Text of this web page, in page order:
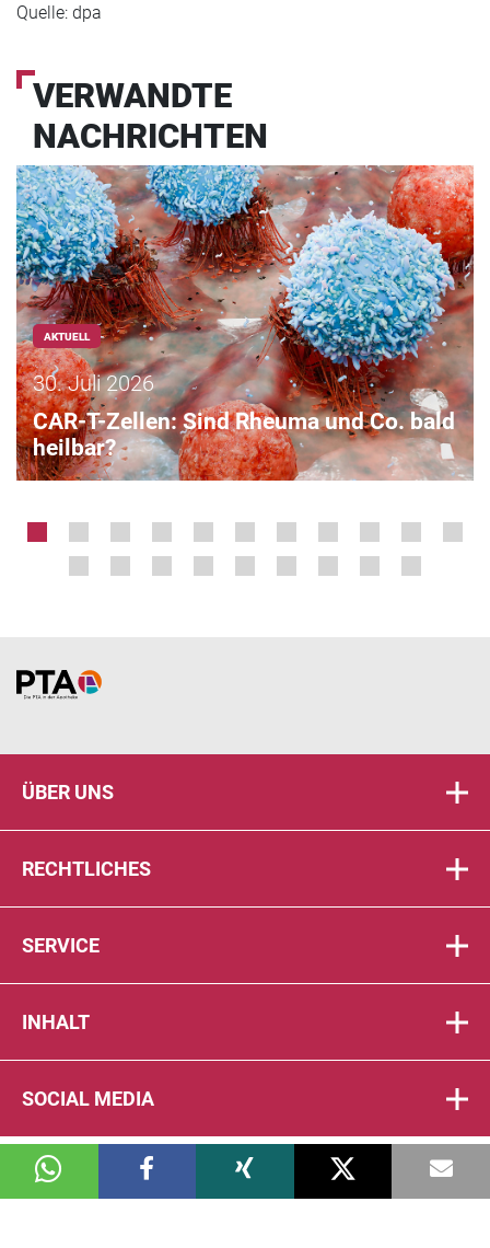
Quelle: dpa
VERWANDTE
NACHRICHTEN
AKTUELL
30. Juli 2026
CAR-T-Zellen: Sind Rheuma und Co. bald
heilbar?
Home
ÜBER UNS
RECHTLICHES
SERVICE
INHALT
SOCIAL MEDIA
© 2026 DIE PTA IN DER APOTHEKE